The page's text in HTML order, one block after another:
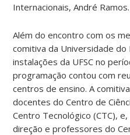
Internacionais, André Ramos.
Além do encontro com os
comitiva da Universidade
instalações da UFSC no
programação contou com
centros de ensino. A
docentes do Centro de
Centro Tecnológico (CTC),
direção e professores do